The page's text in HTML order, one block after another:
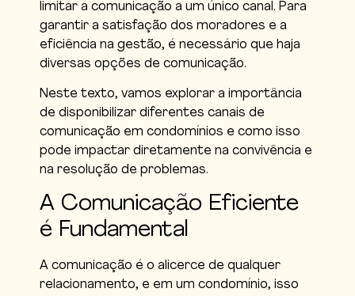
limitar a comunicação a um único canal. Para
garantir a satisfação dos moradores e a
eficiência na gestão, é necessário que haja
diversas opções de comunicação.
Neste texto, vamos explorar a importância
de disponibilizar diferentes canais de
comunicação em condomínios e como isso
pode impactar diretamente na convivência e
na resolução de problemas.
A Comunicação Eficiente
é Fundamental
A comunicação é o alicerce de qualquer
relacionamento, e em um condomínio, isso